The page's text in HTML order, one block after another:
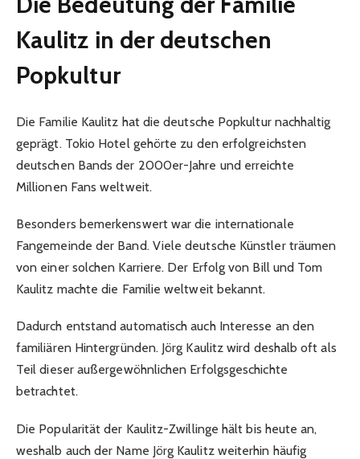
Kaulitz in der deutschen
Popkultur
Die Familie Kaulitz hat die deutsche Popkultur nachhaltig
geprägt. Tokio Hotel gehörte zu den erfolgreichsten
deutschen Bands der 2000er-Jahre und erreichte
Millionen Fans weltweit.
Besonders bemerkenswert war die internationale
Fangemeinde der Band. Viele deutsche Künstler träumen
von einer solchen Karriere. Der Erfolg von Bill und Tom
Kaulitz machte die Familie weltweit bekannt.
Dadurch entstand automatisch auch Interesse an den
familiären Hintergründen. Jörg Kaulitz wird deshalb oft als
Teil dieser außergewöhnlichen Erfolgsgeschichte
betrachtet.
Die Popularität der Kaulitz-Zwillinge hält bis heute an,
weshalb auch der Name Jörg Kaulitz weiterhin häufig